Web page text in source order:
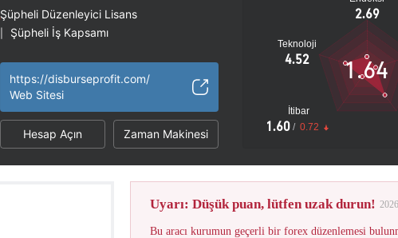
Şüpheli Düzenleyici Lisans
Şüpheli İş Kapsamı
https://disburseprofit.com/
Web Sitesi
Hesap Açın Zaman Makinesi
2.69
Teknoloji
4.52
İtibar
1.60 / 0.72
1.64
Uyarı: Düşük puan, lütfen uzak durun!
Bu aracı kurumun geçerli bir forex düzenlemesi